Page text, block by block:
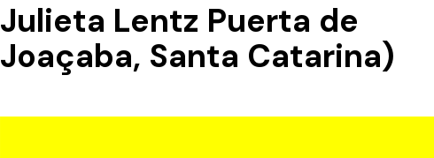
Julieta Lentz Puerta de
Joaçaba, Santa Catarina)